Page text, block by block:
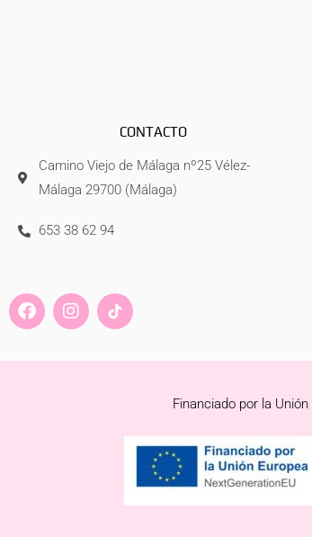
CONTACTO
Camino Viejo de Málaga nº25 Vélez-
Málaga 29700 (Málaga)
653 38 62 94
F
a
e
I
n
t
Financiado por la